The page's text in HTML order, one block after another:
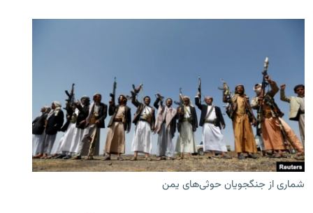
شماری از جنگجویان حوثی‌های یمن